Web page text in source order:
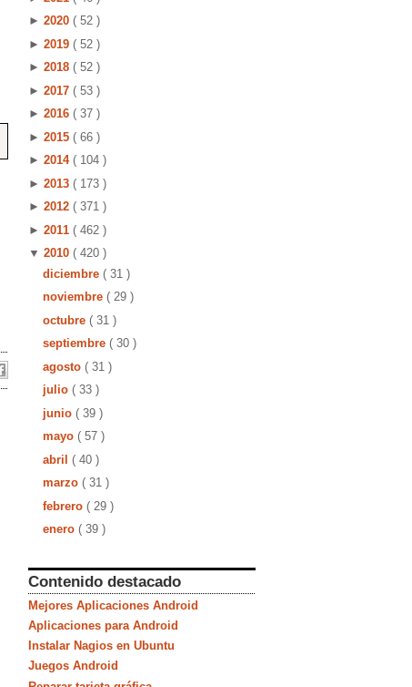
► 2020 ( 52 )
► 2019 ( 52 )
► 2018 ( 52 )
► 2017 ( 53 )
► 2016 ( 37 )
► 2015 ( 66 )
► 2014 ( 104 )
► 2013 ( 173 )
► 2012 ( 371 )
► 2011 ( 462 )
▼ 2010 ( 420 )
diciembre ( 31 )
noviembre ( 29 )
octubre ( 31 )
septiembre ( 30 )
agosto ( 31 )
julio ( 33 )
junio ( 39 )
mayo ( 57 )
abril ( 40 )
marzo ( 31 )
febrero ( 29 )
enero ( 39 )
Contenido destacado
Mejores Aplicaciones Android
Aplicaciones para Android
Instalar Nagios en Ubuntu
Juegos Android